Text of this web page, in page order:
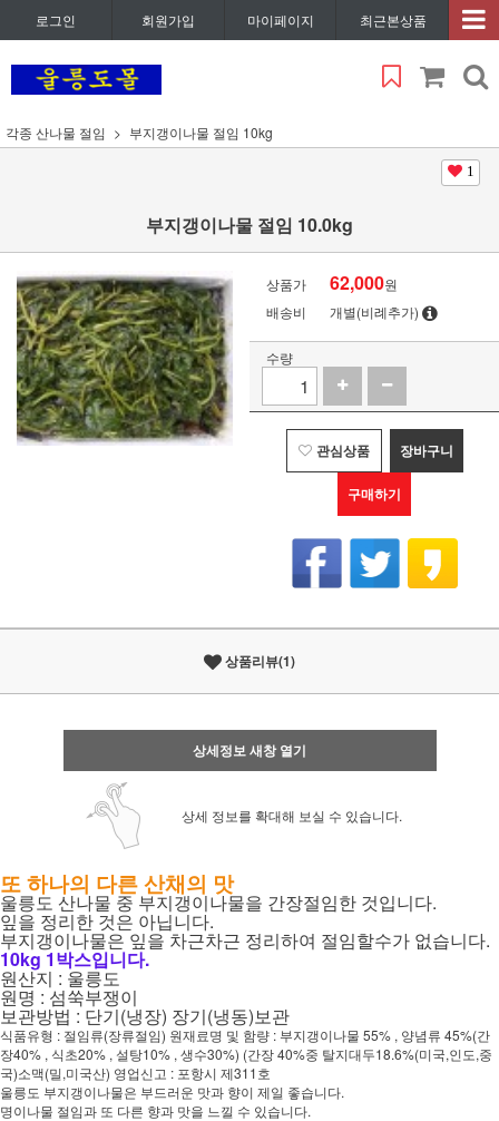
로그인 회원가입 마이페이지 최근본상품
각종 산나물 절임 부지갱이나물 절임 10kg
1
부지갱이나물 절임 10.0kg
상품가 62,000원
배송비
개별(비례추가)
수량
관심상품 장바구니
구매하기
상품리뷰(1)
상세정보 새창 열기
상세 정보를 확대해 보실 수 있습니다.
또 하나의 다른 산채의 맛
울릉도 산나물 중 부지갱이나물을 간장절임한 것입니다.
잎을 정리한 것은 아닙니다.
부지갱이나물은 잎을 차근차근 정리하여 절임할수가 없습니다.
10kg 1박스입니다.
원산지 : 울릉도
원명 : 섬쑥부쟁이
보관방법 : 단기(냉장) 장기(냉동)보관
식품유형 : 절임류(장류절임) 원재료명 및 함량 : 부지갱이나물 55% , 양념류 45%(간
장40% , 식초20% , 설탕10% , 생수30%) (간장 40%중 탈지대두18.6%(미국,인도,중
국)소맥(밀,미국산) 영업신고 : 포항시 제311호
울릉도 부지갱이나물은 부드러운 맛과 향이 제일 좋습니다.
명이나물 절임과 또 다른 향과 맛을 느낄 수 있습니다.